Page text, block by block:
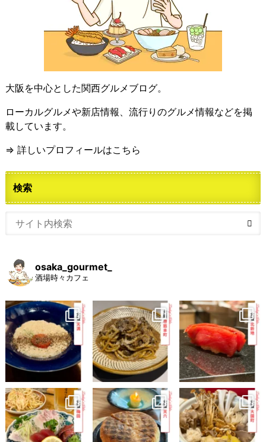
大阪を中心とした関西グルメブログ。
ローカルグルメや新店情報、流行りのグルメ情報などを掲
載しています。
⇒ 詳しいプロフィールはこちら
検索
osaka_gourmet_
酒場時々カフェ